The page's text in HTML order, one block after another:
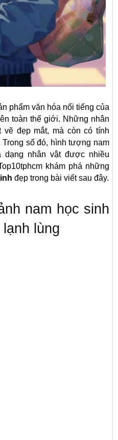
phẩm văn hóa nổi tiếng của
toàn thế giới. Những nhân
vẽ đẹp mắt, mà còn có tính
số đó, hình tượng nam
dạng nhân vật được nhiều
khám phá những
đẹp trong bài viết sau đây.
nam học sinh
lùng